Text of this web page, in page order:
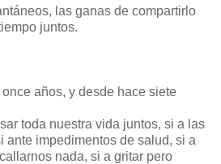
las ganas de compartirlo
juntos.
años, y desde hace siete
toda nuestra vida juntos, si a las
ante impedimentos de salud, si a
nada, si a gritar pero